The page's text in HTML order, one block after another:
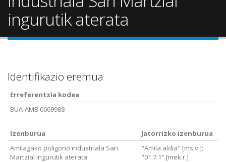
ingurutik aterata
Identifikazio eremua
Erreferentzia kodea
BUA-AMB 0069988
Izenburua
Jatorrizko izenburua
Amilagako poligono industriala San
Martzial ingurutik aterata
"Amila aldia" [ms.v.];
"01.7.1" [mek.r.]